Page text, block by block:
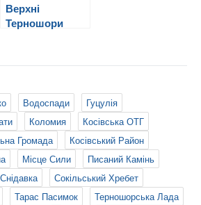
Верхні
Терношори
Водоспади
Гуцулія
Коломия
Косівська ОТГ
Громада
Косівський Район
Місце Сили
Писаний Камінь
Снідавка
Сокільський Хребет
Тарас Пасимок
Терношорська Лада